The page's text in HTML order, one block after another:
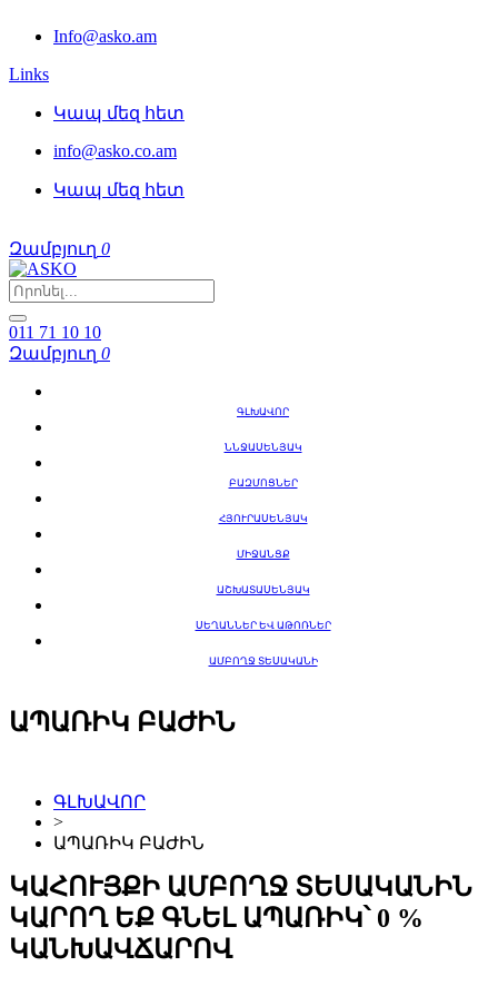
Info@asko.am
Links
Կապ մեզ հետ
info@asko.co.am
Կապ մեզ հետ
Զամբյուղ 0
011 71 10 10
Զամբյուղ 0
ԳԼԽԱՎՈՐ
ՆՆՋԱՍԵՆՅԱԿ
ԲԱԶՄՈՑՆԵՐ
ՀՅՈՒՐԱՍԵՆՅԱԿ
ՄԻՋԱՆՑՔ
ԱՇԽԱՏԱՍԵՆՅԱԿ
ՍԵՂԱՆՆԵՐ ԵՎ ԱԹՈՌՆԵՐ
ԱՄԲՈՂՋ ՏԵՍԱԿԱՆԻ
ԱՊԱՌԻԿ ԲԱԺԻՆ
ԳԼԽԱՎՈՐ
>
ԱՊԱՌԻԿ ԲԱԺԻՆ
ԿԱՀՈՒՅՔԻ ԱՄԲՈՂՋ ՏԵՍԱԿԱՆԻՆ
ԿԱՐՈՂ ԵՔ ԳՆԵԼ ԱՊԱՌԻԿ՝ 0 %
ԿԱՆԽԱՎՃԱՐՈՎ